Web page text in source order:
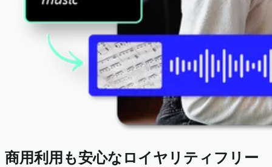
商用利用も安心なロイヤリティフリー